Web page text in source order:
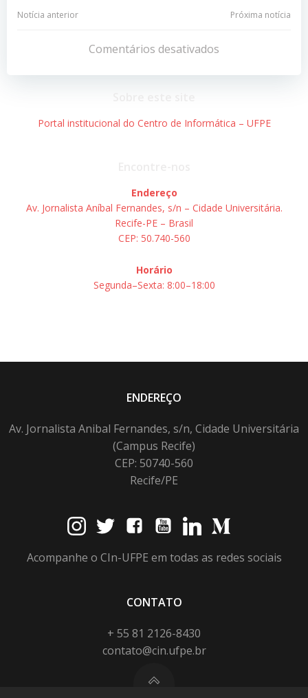
Navegação
Post
Notícia anterior
Navegação
de
Post
Próxima notícia
Comentários desativados
Portal institucional do Centro de Informática – UFPE
Endereço
Av. Jornalista Aníbal Fernandes, s/n – Cidade Universitária.
Recife-PE – Brasil
CEP: 50.740-560
Horário
Segunda–Sexta: 8:00–18:00
ENDEREÇO
Av. Jornalista Anibal Fernandes, s/n, Cidade Universitária
(Campus Recife)
CEP: 50740-560
Recife/PE
Acompanhe o CIn-UFPE em todas as redes sociais
CONTATO
+ 55 81 2126-8430
contato@cin.ufpe.br